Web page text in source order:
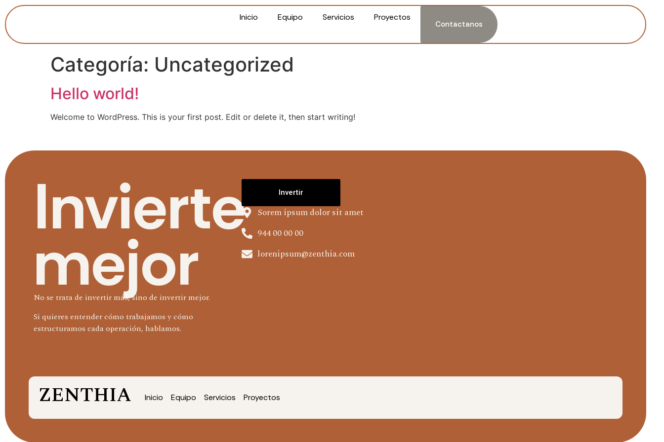
Inicio Equipo Servicios Proyectos
Contactanos
Categoría: Uncategorized
Hello world!
Welcome to WordPress. This is your first post. Edit or delete it, then start writing!
Invierte
mejor
No se trata de invertir más, sino de invertir mejor.
Si quieres entender cómo trabajamos y cómo
estructuramos cada operación, hablamos.
Invertir
Sorem ipsum dolor sit amet
944 00 00 00
lorenipsum@zenthia.com
ZENTHIA Inicio Equipo Servicios Proyectos